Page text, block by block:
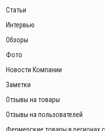
Статьи
Интервью
Обзоры
Фото
Новости Компании
Заметки
Отзывы на товары
Отзывы на пользователей
Фермерские товары в регионах